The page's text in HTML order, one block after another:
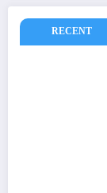
RECENT